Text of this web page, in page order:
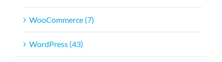
WooCommerce (7)
WordPress (43)